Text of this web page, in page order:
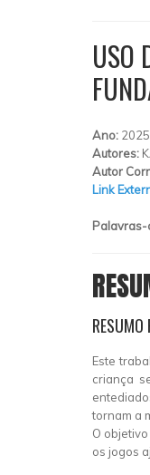
USO
Ano:
Autores:
Autor
Link
Palavras-
RESUMO
Este
criança
tornam a
O
os jogos